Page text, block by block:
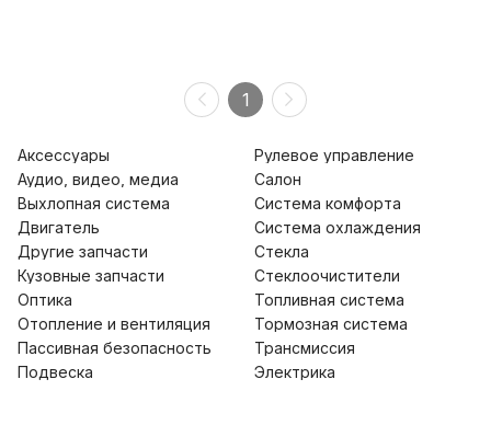
1
Аксессуары
Аудио, видео, медиа
Выхлопная система
Двигатель
Другие запчасти
Кузовные запчасти
Оптика
Отопление и вентиляция
Пассивная безопасность
Подвеска
Рулевое управление
Салон
Система комфорта
Система охлаждения
Стекла
Стеклоочистители
Топливная система
Тормозная система
Трансмиссия
Электрика